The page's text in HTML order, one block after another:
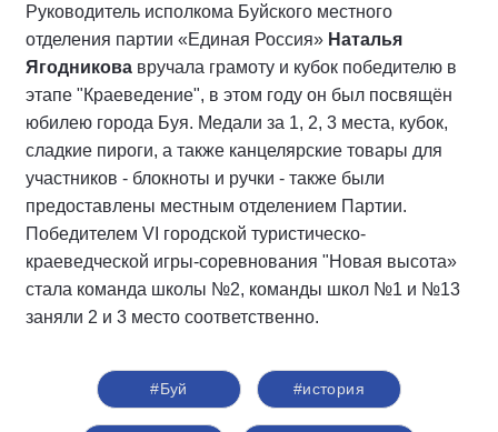
Руководитель исполкома Буйского местного
отделения партии «Единая Россия» Наталья
Ягодникова вручала грамоту и кубок победителю в
этапе "Краеведение", в этом году он был посвящён
юбилею города Буя. Медали за 1, 2, 3 места, кубок,
сладкие пироги, а также канцелярские товары для
участников - блокноты и ручки - также были
предоставлены местным отделением Партии.
Победителем VI городской туристическо-
краеведческой игры-соревнования "Новая высота»
стала команда школы №2, команды школ №1 и №13
заняли 2 и 3 место соответственно.
#Буй #история